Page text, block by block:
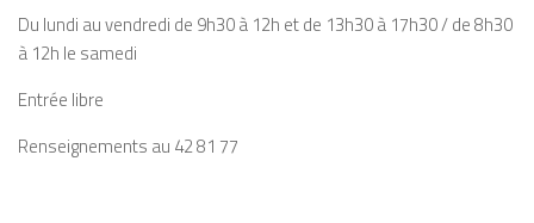
Du lundi au vendredi de 9h30 à 12h et de 13h30 à 17h30 / de 8h30
à 12h le samedi
Entrée libre
Renseignements au 42 81 77